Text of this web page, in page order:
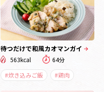
待つだけで和風カオマンガイ
563kcal
64分
#炊き込みご飯
#鶏肉